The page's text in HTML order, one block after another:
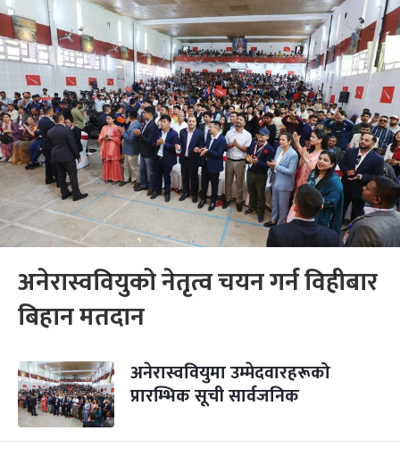
अनेरास्ववियुको नेतृत्व चयन गर्न विहीबार
बिहान मतदान
अनेरास्ववियुमा उम्मेदवारहरूको
प्रारम्भिक सूची सार्वजनिक